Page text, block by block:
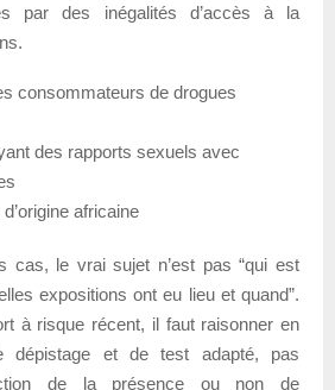
par des inégalités d’accès à la
consommateurs de drogues
des rapports sexuels avec
africaine
cas, le vrai sujet n’est pas “qui est
expositions ont eu lieu et quand”.
à risque récent, il faut raisonner en
dépistage et de test adapté, pas
de la présence ou non de